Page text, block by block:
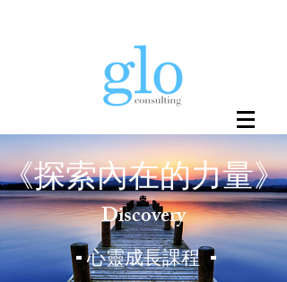
《探​索內在的力量》
Discovery
-心靈成長課程 -